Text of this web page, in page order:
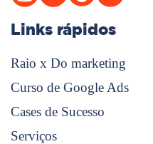
Links rápidos
Raio x Do marketing
Curso de Google Ads
Cases de Sucesso
Serviços